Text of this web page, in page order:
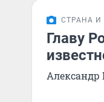
СТРАНА И
Главу
Александр